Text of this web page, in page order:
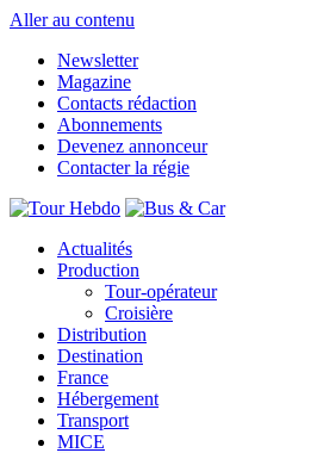
Aller au contenu
Newsletter
Magazine
Contacts rédaction
Abonnements
Devenez annonceur
Contacter la régie
Actualités
Production
Tour-opérateur
Croisière
Distribution
Destination
France
Hébergement
Transport
MICE